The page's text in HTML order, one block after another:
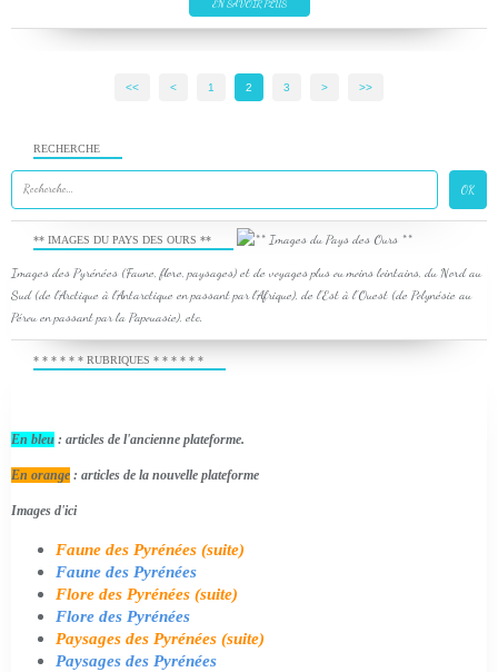
EN SAVOIR PLUS
<< < 1 2 3 > >>
RECHERCHE
** IMAGES DU PAYS DES OURS **
Images des Pyrénées (Faune, flore, paysages) et de voyages plus ou moins lointains, du Nord au
Sud (de l'Arctique à l'Antarctique en passant par l'Afrique), de l'Est à l'Ouest (de Polynésie au
Pérou en passant par la Papouasie), etc.
* * * * * * RUBRIQUES * * * * * *
En bleu : articles de l'ancienne plateforme.
En orange : articles de la nouvelle plateforme
Images d'ici
Faune des Pyrénées (suite)
Faune des Pyrénées
Flore des Pyrénées (suite)
Flore des Pyrénées
Paysages des Pyrénées (suite)
Paysages des Pyrénées